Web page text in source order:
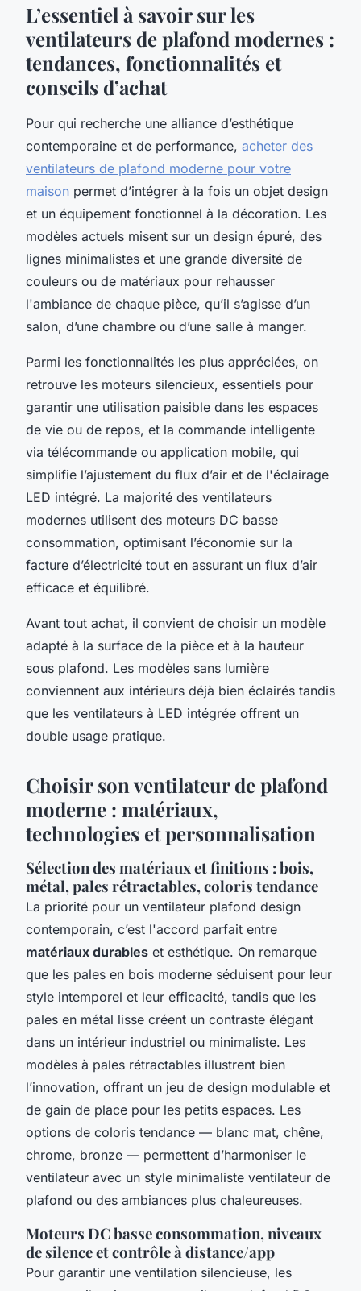
L’essentiel à savoir sur les
ventilateurs de plafond modernes :
tendances, fonctionnalités et
conseils d’achat
Pour qui recherche une alliance d’esthétique
contemporaine et de performance, acheter des
ventilateurs de plafond moderne pour votre
maison permet d’intégrer à la fois un objet design
et un équipement fonctionnel à la décoration. Les
modèles actuels misent sur un design épuré, des
lignes minimalistes et une grande diversité de
couleurs ou de matériaux pour rehausser
l'ambiance de chaque pièce, qu’il s’agisse d’un
salon, d’une chambre ou d’une salle à manger.
Parmi les fonctionnalités les plus appréciées, on
retrouve les moteurs silencieux, essentiels pour
garantir une utilisation paisible dans les espaces
de vie ou de repos, et la commande intelligente
via télécommande ou application mobile, qui
simplifie l’ajustement du flux d’air et de l'éclairage
LED intégré. La majorité des ventilateurs
modernes utilisent des moteurs DC basse
consommation, optimisant l’économie sur la
facture d’électricité tout en assurant un flux d’air
efficace et équilibré.
Avant tout achat, il convient de choisir un modèle
adapté à la surface de la pièce et à la hauteur
sous plafond. Les modèles sans lumière
conviennent aux intérieurs déjà bien éclairés tandis
que les ventilateurs à LED intégrée offrent un
double usage pratique.
Choisir son ventilateur de plafond
moderne : matériaux,
technologies et personnalisation
Sélection des matériaux et finitions : bois,
métal, pales rétractables, coloris tendance
La priorité pour un ventilateur plafond design
contemporain, c’est l'accord parfait entre
matériaux durables et esthétique. On remarque
que les pales en bois moderne séduisent pour leur
style intemporel et leur efficacité, tandis que les
pales en métal lisse créent un contraste élégant
dans un intérieur industriel ou minimaliste. Les
modèles à pales rétractables illustrent bien
l’innovation, offrant un jeu de design modulable et
de gain de place pour les petits espaces. Les
options de coloris tendance — blanc mat, chêne,
chrome, bronze — permettent d’harmoniser le
ventilateur avec un style minimaliste ventilateur de
plafond ou des ambiances plus chaleureuses.
Moteurs DC basse consommation, niveaux
de silence et contrôle à distance/app
Pour garantir une ventilation silencieuse, les